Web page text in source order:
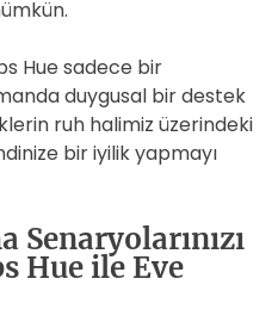
Hue sadece bir
duygusal bir destek
ruh halimiz üzerindeki
bir iyilik yapmayı
Senaryolarınızı
Hue ile Eve